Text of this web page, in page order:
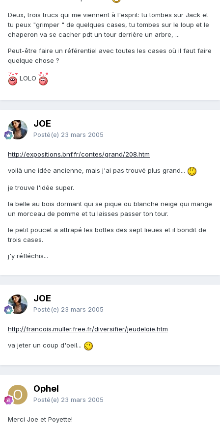
Deux, trois trucs qui me viennent à l'esprit: tu tombes sur Jack et
tu peux "grimper " de quelques cases, tu tombes sur le loup et le
chaperon va se cacher pdt un tour derrière un arbre, ...
Peut-être faire un référentiel avec toutes les cases où il faut faire
quelque chose ?
LOLO
JOE
Posté(e) 23 mars 2005
http://expositions.bnf.fr/contes/grand/208.htm
voilà une idée ancienne, mais j'ai pas trouvé plus grand...
je trouve l'idée super.
la belle au bois dormant qui se pique ou blanche neige qui mange
un morceau de pomme et tu laisses passer ton tour.
le petit poucet a attrapé les bottes des sept lieues et il bondit de
trois cases.
j'y réfléchis...
JOE
Posté(e) 23 mars 2005
http://francois.muller.free.fr/diversifier/jeudeloie.htm
va jeter un coup d'oeil...
Ophel
Posté(e) 23 mars 2005
Merci Joe et Poyette!